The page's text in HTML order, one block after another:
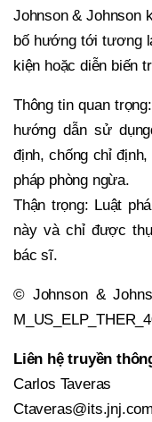
Johnson & Johnson
bố hướng tới tương
kiện hoặc diễn biến
Thông tin quan
hướng dẫn sử
định, chống chỉ
pháp phòng ngừa.
Thận trọng: Luật
này và chỉ được
bác sĩ.
© Johnson &
Liên hệ truyền
Carlos Taveras
Ctaveras@its.jnj.com